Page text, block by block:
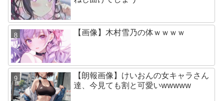
【画像】木村雪乃の体ｗｗｗｗ
【朗報画像】けいおんの女キャラさん
達、今見ても割と可愛いwwwww